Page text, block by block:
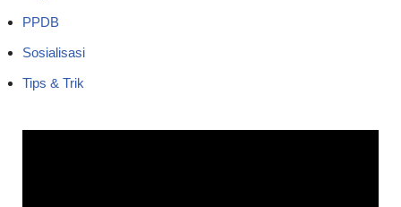
PPDB
Sosialisasi
Tips & Trik